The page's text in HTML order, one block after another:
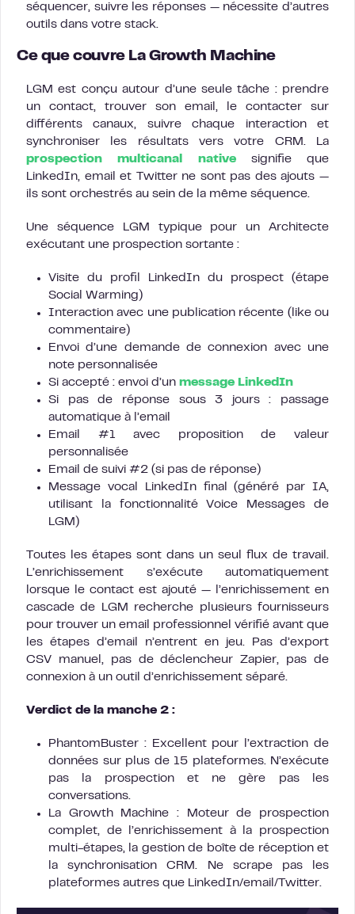
séquencer, suivre les réponses — nécessite d’autres
outils dans votre stack.
Ce que couvre La Growth Machine
LGM est conçu autour d’une seule tâche : prendre
un contact, trouver son email, le contacter sur
différents canaux, suivre chaque interaction et
synchroniser les résultats vers votre CRM. La
prospection multicanal nativesignifie que
LinkedIn, email et Twitter ne sont pas des ajouts —
ils sont orchestrés au sein de la même séquence.
Une séquence LGM typique pour un Architecte
exécutant une prospection sortante :
Visite du profil LinkedIn du prospect (étape
Social Warming)
Interaction avec une publication récente (like ou
commentaire)
Envoi d’une demande de connexion avec une
note personnalisée
Si accepté : envoi d’un message LinkedIn
Si pas de réponse sous 3 jours : passage
automatique à l’email
Email #1 avec proposition de valeur
personnalisée
Email de suivi #2 (si pas de réponse)
Message vocal LinkedIn final (généré par IA,
utilisant la fonctionnalité Voice Messages de
LGM)
Toutes les étapes sont dans un seul flux de travail.
L’enrichissement s’exécute automatiquement
lorsque le contact est ajouté — l’enrichissement en
cascade de LGM recherche plusieurs fournisseurs
pour trouver un email professionnel vérifié avant que
les étapes d’email n’entrent en jeu. Pas d’export
CSV manuel, pas de déclencheur Zapier, pas de
connexion à un outil d’enrichissement séparé.
Verdict de la manche 2 :
PhantomBuster : Excellent pour l’extraction de
données sur plus de 15 plateformes. N’exécute
pas la prospection et ne gère pas les
conversations.
La Growth Machine : Moteur de prospection
complet, de l’enrichissement à la prospection
multi-étapes, la gestion de boîte de réception et
la synchronisation CRM. Ne scrape pas les
plateformes autres que LinkedIn/email/Twitter.